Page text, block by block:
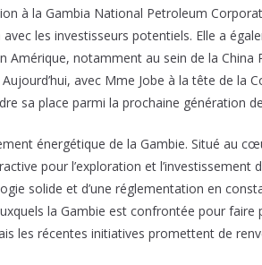
à la Gambia National Petroleum
les investisseurs potentiels. Elle a
Amérique, notamment au sein de la
avec Mme Jobe à la tête de
sa place parmi la prochaine génération
énergétique de la Gambie. Situé au
pour l’exploration et l’investissement
solide et d’une réglementation en
la Gambie est confrontée pour
les récentes initiatives promettent de